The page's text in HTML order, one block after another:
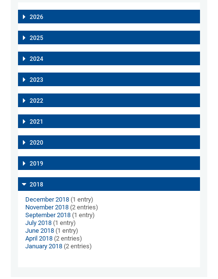
2026
2025
2024
2023
2022
2021
2020
2019
2018
December 2018 (1 entry)
November 2018 (2 entries)
September 2018 (1 entry)
July 2018 (1 entry)
June 2018 (1 entry)
April 2018 (2 entries)
January 2018 (2 entries)